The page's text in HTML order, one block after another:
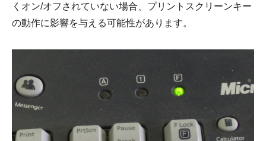
くオン/オフされていない場合、プリントスクリーンキー
の動作に影響を与える可能性があります。